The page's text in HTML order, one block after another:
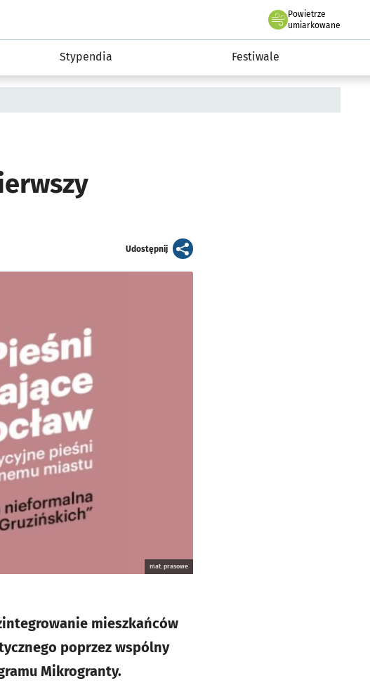
Kultura
Powietrze
we Wrocławiu
umiarkowane
Stypendia Festiwale
Udostępnijartykuł
mat. prasowe
mieszkańców
poprzez wspólny
Mikrogranty.